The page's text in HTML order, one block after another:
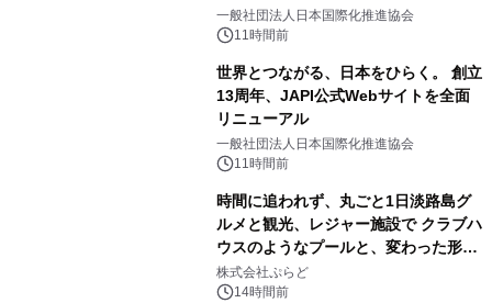
をリリース
一般社団法人日本国際化推進協会
11時間前
世界とつながる、日本をひらく。 創立
13周年、JAPI公式Webサイトを全面
リニューアル
一般社団法人日本国際化推進協会
11時間前
時間に追われず、丸ごと1日淡路島グ
ルメと観光、レジャー施設で クラブハ
ウスのようなプールと、変わった形の
サウナも 「THE BOXY AWAJI」のお
得な素泊まり連泊プランで
株式会社ぷらど
14時間前